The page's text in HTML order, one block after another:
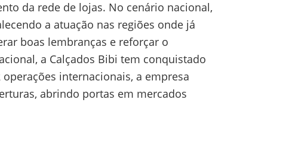
da rede de lojas. No cenário nacional,
a atuação nas regiões onde já
boas lembranças e reforçar o
a Calçados Bibi tem conquistado
internacionais, a empresa
abrindo portas em mercados